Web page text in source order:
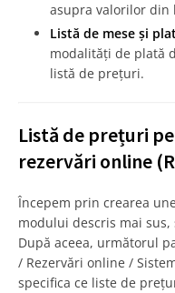
asupra valorilor
Listă de mese și
modalități de plată
listă de prețuri.
Listă de prețuri
rezervări online
Începem prin crearea
modului descris mai
După aceea, următorul
/ Rezervări online /
specifica ce liste de